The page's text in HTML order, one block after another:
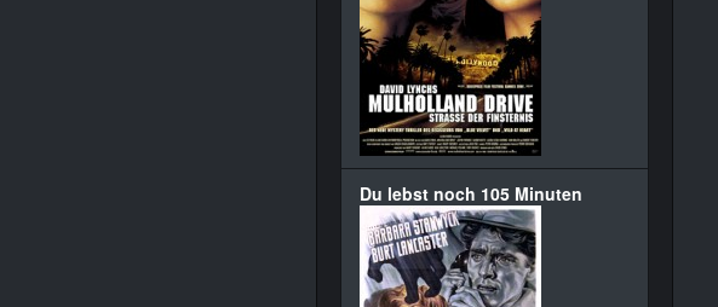
Du lebst noch 105 Minuten